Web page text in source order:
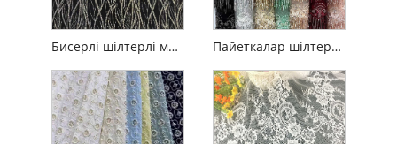
Бисерлі шілтерлі мата Пайеткалар шілтерлі мата